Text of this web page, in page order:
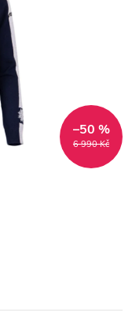
6 990 Kč
–50 %